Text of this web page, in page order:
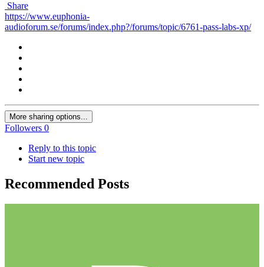
Share
https://www.euphonia-
audioforum.se/forums/index.php?/forums/topic/6761-pass-labs-xp/
More sharing options...
Followers 0
Reply to this topic
Start new topic
Recommended Posts